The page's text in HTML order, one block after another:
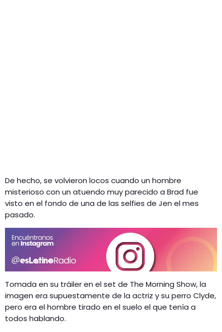
De hecho, se volvieron locos cuando un hombre
misterioso con un atuendo muy parecido a Brad fue
visto en el fondo de una de las selfies de Jen el mes
pasado.
Tomada en su tráiler en el set de The Morning Show, la
imagen era supuestamente de la actriz y su perro Clyde,
pero era el hombre tirado en el suelo el que tenía a
todos hablando.